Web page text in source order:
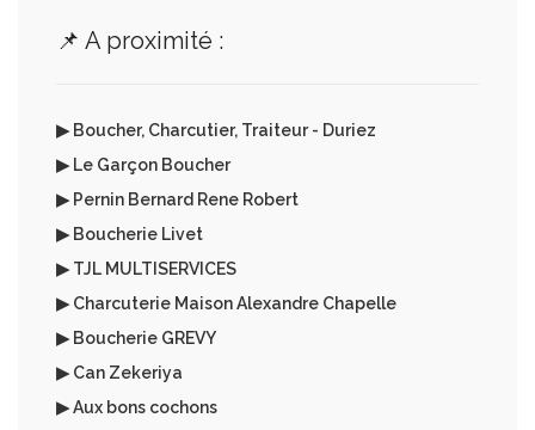
📌 A proximité :
▶ Boucher, Charcutier, Traiteur - Duriez
▶ Le Garçon Boucher
▶ Pernin Bernard Rene Robert
▶ Boucherie Livet
▶ TJL MULTISERVICES
▶ Charcuterie Maison Alexandre Chapelle
▶ Boucherie GREVY
▶ Can Zekeriya
▶ Aux bons cochons